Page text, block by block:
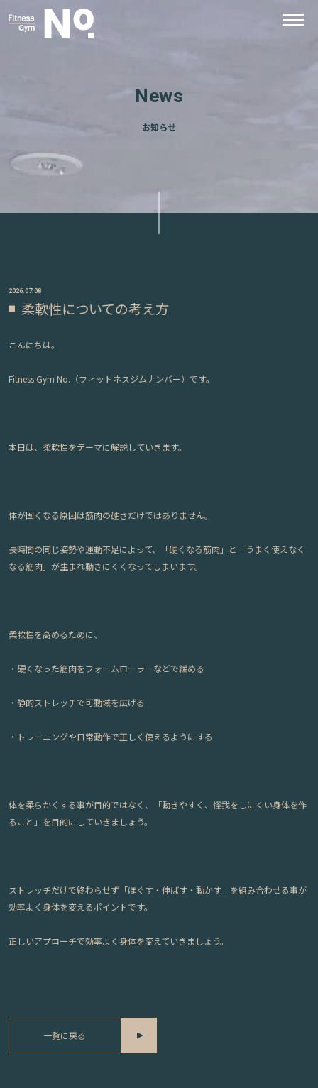
News
お知らせ
2026.07.08
柔軟性についての考え方
こんにちは。
Fitness Gym No.（フィットネスジムナンバー）です。
本日は、柔軟性をテーマに解説していきます。
体が固くなる原因は筋肉の硬さだけではありません。
長時間の同じ姿勢や運動不足によって、「硬くなる筋肉」と「うまく使えなく
なる筋肉」が生まれ動きにくくなってしまいます。
柔軟性を高めるために、
・硬くなった筋肉をフォームローラーなどで緩める
・静的ストレッチで可動域を広げる
・トレーニングや日常動作で正しく使えるようにする
体を柔らかくする事が目的ではなく、「動きやすく、怪我をしにくい身体を作
ること」を目的にしていきましょう。
ストレッチだけで終わらせず「ほぐす・伸ばす・動かす」を組み合わせる事が
効率よく身体を変えるポイントです。
正しいアプローチで効率よく身体を変えていきましょう。
一覧に戻る